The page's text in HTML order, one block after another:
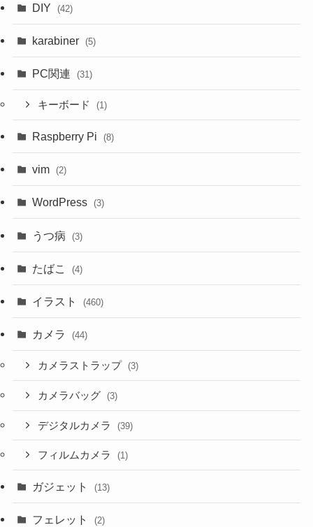
DIY (42)
karabiner (5)
PC関連 (31)
キーボード (1)
Raspberry Pi (8)
vim (2)
WordPress (3)
うつ病 (3)
たばこ (4)
イラスト (460)
カメラ (44)
カメラストラップ (3)
カメラバッグ (3)
デジタルカメラ (39)
フィルムカメラ (1)
ガジェット (13)
フェレット (2)